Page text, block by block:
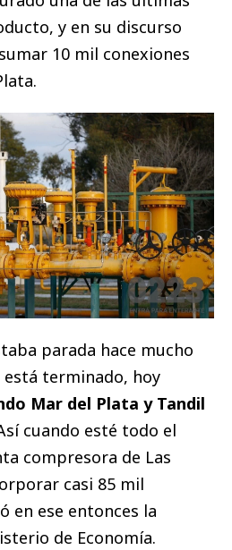
y en su discurso
10 mil conexiones
parada hace mucho
está terminado, hoy
Mar del Plata y Tandil
cuando esté todo el
compresora de Las
casi 85 mil
en ese entonces la
de Economía.